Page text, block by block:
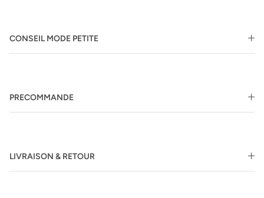
CONSEIL MODE PETITE
PRECOMMANDE
LIVRAISON & RETOUR